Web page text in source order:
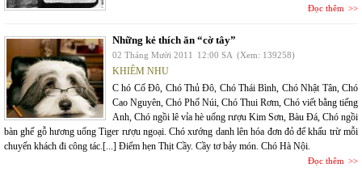
Đọc thêm
Những kẻ thích ăn “cờ tây”
02 Tháng Mười 2011 12:00 SA (Xem: 139258)
KHIÊM NHU
C hó Cố Đô, Chó Thủ Đô, Chó Thái Bình, Chó Nhật Tân, Chó
Cao Nguyên, Chó Phố Núi, Chó Thui Rơm, Chó viết bằng tiếng
Anh, Chó ngồi lê vỉa hè uống rượu Kim Sơn, Bàu Đá, Chó ngồi
bàn ghế gỗ hương uống Tiger rượu ngoại. Chó xướng danh lên hóa đơn đỏ để khấu trừ mỗi
chuyến khách đi công tác.[...] Điểm hẹn Thịt Cầy. Cầy tơ bảy món. Chó Hà Nội.
Đọc thêm